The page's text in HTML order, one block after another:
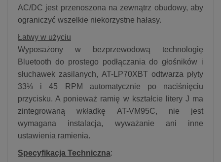
AC/DC jest przenoszona na zewnątrz obudowy, aby
ograniczyć wszelkie niekorzystne hałasy.
Łatwy w użyciu
Wyposażony w bezprzewodową technologię
Bluetooth do prostego podłączania do głośników i
słuchawek zasilanych, AT-LP70XBT odtwarza płyty
33⅓ i 45 RPM automatycznie po naciśnięciu
przycisku. A ponieważ ramię w kształcie litery J ma
zintegrowaną wkładkę AT-VM95C, nie jest
wymagana instalacja, wyważanie ani inne
ustawienia ramienia.
Specyfikacja Techniczna: